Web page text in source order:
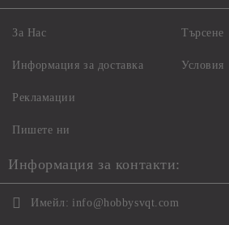
За Нас
Информация за доставка
Рекламации
Пишете ни
Търсене
Условия
Информация за контакти:
Имейл: info@hobbysvqt.com